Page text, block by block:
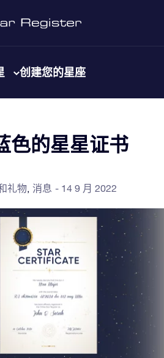
创建您的星座
色的星星证书
礼物 消息 14 9 月 2022